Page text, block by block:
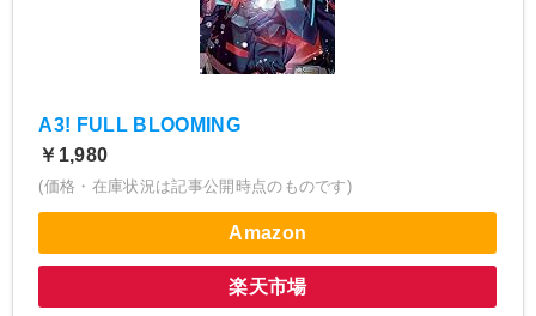
A3! FULL BLOOMING
￥1,980
(価格・在庫状況は記事公開時点のものです)
Amazon
楽天市場